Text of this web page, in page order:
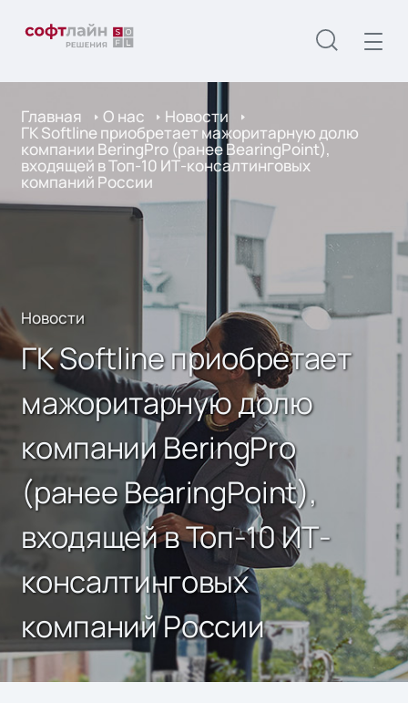
Главная О нас Новости
ГК Softline приобретает мажоритарную долю
компании BeringPro (ранее BearingPoint),
входящей в Топ-10 ИТ-консалтинговых
компаний России
Новости
ГК Softline приобретает
мажоритарную долю
компании BeringPro
(ранее BearingPoint),
входящей в Топ-10 ИТ-
консалтинговых
компаний России